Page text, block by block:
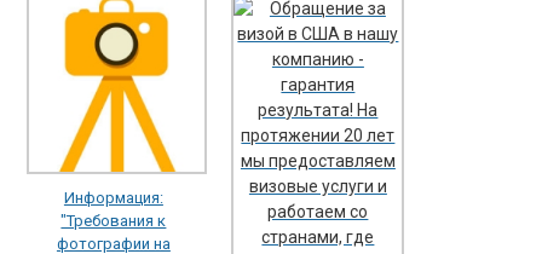
Информация:
"Требования к
фотографии на